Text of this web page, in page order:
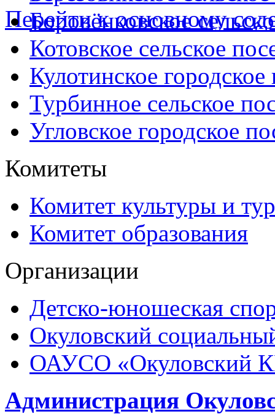
Перейти к основному
Боровёнковское
Котовское сельское
Кулотинское городское
Турбинное сельское
Угловское городское
Комитеты
Комитет культуры и
Комитет образования
Организации
Детско-юношеская
Окуловский
ОАУСО «Окуловский
Администрация